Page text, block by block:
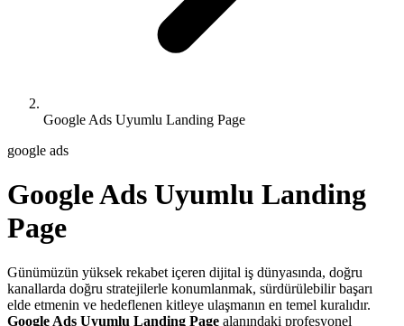
Google Ads Uyumlu Landing Page
google ads
Google Ads Uyumlu Landing
Page
Günümüzün yüksek rekabet içeren dijital iş dünyasında, doğru
kanallarda doğru stratejilerle konumlanmak, sürdürülebilir başarı
elde etmenin ve hedeflenen kitleye ulaşmanın en temel kuralıdır.
Google Ads Uyumlu Landing Page alanındaki profesyonel